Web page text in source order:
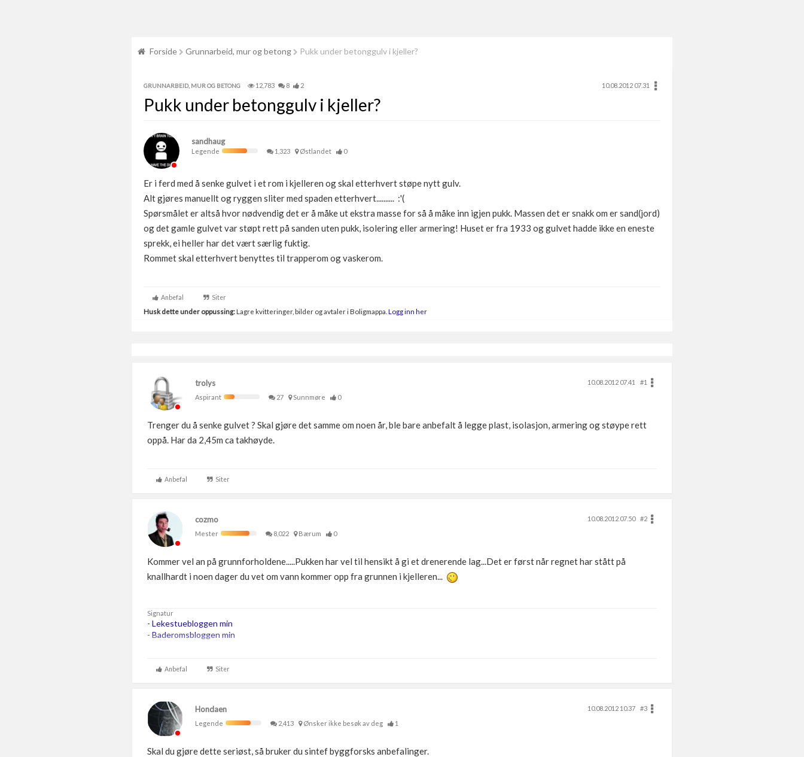
Forside Grunnarbeid, mur og betong Pukk under betonggulv i kjeller?
GRUNNARBEID, MUR OG BETONG 12,783 8 2 10.08.2012 07.31
Pukk under betonggulv i kjeller?
sandhaug
Legende 1,323 Østlandet 0
Er i ferd med å senke gulvet i et rom i kjelleren og skal etterhvert støpe nytt gulv.
Alt gjøres manuellt og ryggen sliter med spaden etterhvert.......... :'(
Spørsmålet er altså hvor nødvendig det er å måke ut ekstra masse for så å måke inn igjen pukk. Massen det er snakk om er sand(jord)
og det gamle gulvet var støpt rett på sanden uten pukk, isolering eller armering! Huset er fra 1933 og gulvet hadde ikke en eneste
sprekk, ei heller har det vært særlig fuktig.
Rommet skal etterhvert benyttes til trapperom og vaskerom.
Anbefal Siter
Husk dette under oppussing:Lagre kvitteringer, bilder og avtaler i Boligmappa. Logg inn her
trolys 10.08.2012 07.41
#1
Aspirant
27 Sunnmøre 0
Trenger du å senke gulvet ? Skal gjøre det samme om noen år, ble bare anbefalt å legge plast, isolasjon, armering og støype rett
oppå. Har da 2,45m ca takhøyde.
Anbefal Siter
cozmo 10.08.2012 07.50
#2
Mester
8,022 Bærum 0
Kommer vel an på grunnforholdene.....Pukken har vel til hensikt å gi et drenerende lag...Det er først når regnet har stått på
knallhardt i noen dager du vet om vann kommer opp fra grunnen i kjelleren...
Signatur
- Lekestuebloggen min
- Baderomsbloggen min
Anbefal Siter
Hondaen 10.08.2012 10.37
#3
Legende
2,413 Ønsker ikke besøk av deg 1
Skal du gjøre dette seriøst, så bruker du sintef byggforsks anbefalinger.